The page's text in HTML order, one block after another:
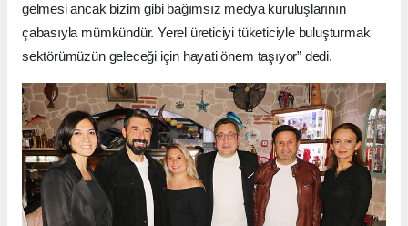
gelmesi ancak bizim gibi bağımsız medya kuruluşlarının
çabasıyla mümkündür. Yerel üreticiyi tüketiciyle buluşturmak
sektörümüzün geleceği için hayati önem taşıyor” dedi.